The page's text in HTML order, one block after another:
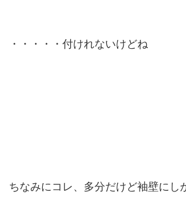
・・・・・付けれないけどね
ちなみにコレ、多分だけど袖壁にし